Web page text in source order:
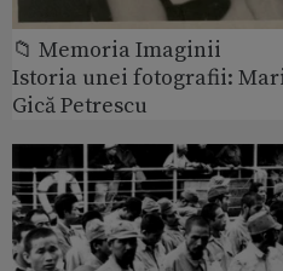
📁 Memoria Imaginii
Istoria unei fotografii:
Gică Petrescu